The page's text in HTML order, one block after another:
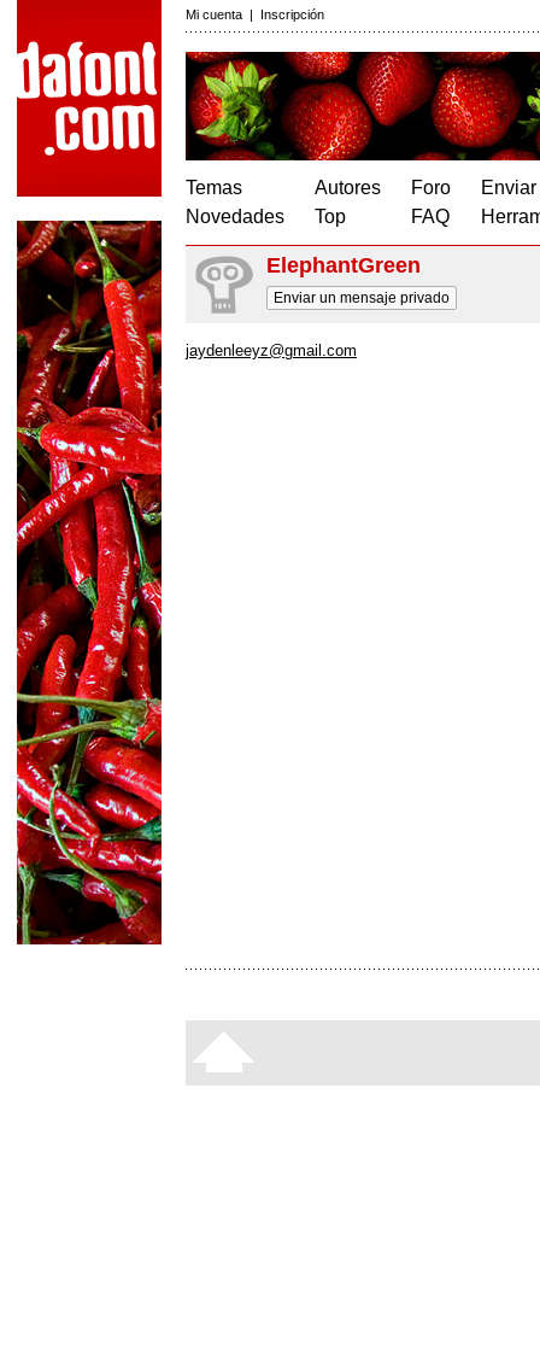
Mi cuenta | Inscripción
Temas
Novedades
Autores
Top
Foro
FAQ
ElephantGreen
Enviar un mensaje privado
jaydenleeyz@gmail.com